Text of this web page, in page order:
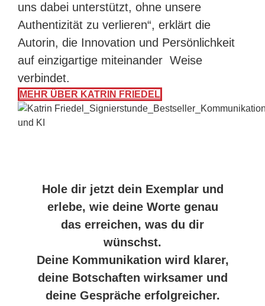
uns dabei unterstützt, ohne unsere
Authentizität zu verlieren“, erklärt die
Autorin, die Innovation und Persönlichkeit
auf einzigartige miteinander Weise
verbindet.
MEHR ÜBER KATRIN FRIEDEL
Hole dir jetzt dein Exemplar und
erlebe, wie deine Worte genau
das erreichen, was du dir
wünschst.
Deine Kommunikation wird klarer,
deine Botschaften wirksamer und
deine Gespräche erfolgreicher.